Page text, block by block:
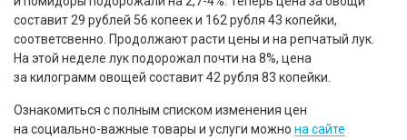
составит 29 рублей 56 копеек и 162 рубля 43 копейки,
соответсвенно. Продолжают расти цены и на репчатый лук.
На этой неделе лук подорожал почти на 8%, цена
за килограмм овощей составит 42 рубля 83 копейки.
Ознакомиться с полным списком изменения цен
на социально-важные товары и услуги можно на сайте